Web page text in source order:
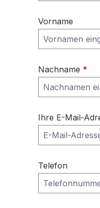
Vorname
Nachname *
Ihre E-Mail-
Telefon